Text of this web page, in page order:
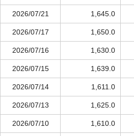
2026/07/21 1,645.0
2026/07/17 1,650.0
2026/07/16 1,630.0
2026/07/15 1,639.0
2026/07/14 1,611.0
2026/07/13 1,625.0
2026/07/10 1,610.0